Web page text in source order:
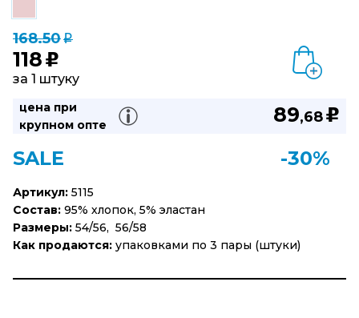
168.50q
118 u
за 1 штуку
цена при
крупном опте
89,68u
SALE -30%
Артикул: 5115
Состав: 95% хлопок, 5% эластан
Размеры: 54/56, 56/58
Как продаются: упаковками по 3 пары (штуки)